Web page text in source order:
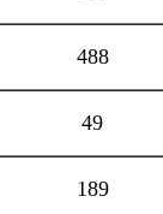
488
49
189